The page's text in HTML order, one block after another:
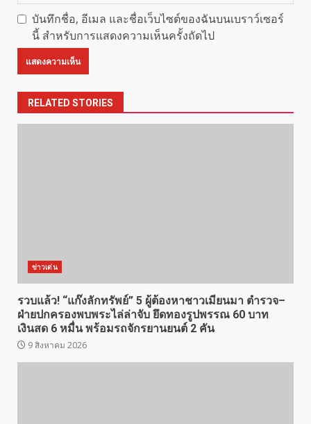
บันทึกชื่อ, อีเมล และชื่อเว็บไซต์ของฉันบนเบราว์เซอร์
นี้ สำหรับการแสดงความเห็นครั้งถัดไป
RELATED STORIES
ข่าวเด่น
รวบแล้ว! “แก๊งลักทรัพย์” 5 ผู้ต้องหาชาวเมียนมา ตำรวจ–
ฝ่ายปกครองพบพระไล่ล่าจับ ยึดทองรูปพรรณ 60 บาท
เงินสด 6 หมื่น พร้อมรถจักรยานยนต์ 2 คัน
9 สิงหาคม 2026